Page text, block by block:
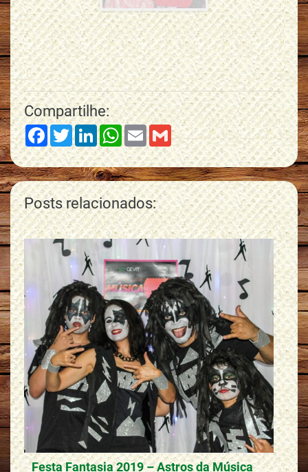
Compartilhe:
Facebook
TwitterLinkedInWhatsApp
EmailGmail
Posts relacionados:
Festa Fantasia 2019 – Astros da Música